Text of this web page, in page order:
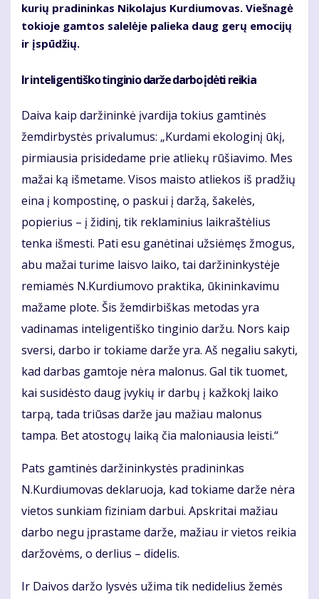
kurių pradininkas Nikolajus Kurdiumovas. Viešnagė
tokioje gamtos salelėje palieka daug gerų emocijų
ir įspūdžių.
Ir inteligentiško tinginio darže darbo įdėti reikia
Daiva kaip daržininkė įvardija tokius gamtinės
žemdirbystės privalumus: „Kurdami ekologinį ūkį,
pirmiausia prisidedame prie atliekų rūšiavimo. Mes
mažai ką išmetame. Visos maisto atliekos iš pradžių
eina į kompostinę, o paskui į daržą, šakelės,
popierius – į židinį, tik reklaminius laikraštėlius
tenka išmesti. Pati esu ganėtinai užsiėmęs žmogus,
abu mažai turime laisvo laiko, tai daržininkystėje
remiamės N.Kurdiumovo praktika, ūkininkavimu
mažame plote. Šis žemdirbiškas metodas yra
vadinamas inteligentiško tinginio daržu. Nors kaip
sversi, darbo ir tokiame darže yra. Aš negaliu sakyti,
kad darbas gamtoje nėra malonus. Gal tik tuomet,
kai susidėsto daug įvykių ir darbų į kažkokį laiko
tarpą, tada triūsas darže jau mažiau malonus
tampa. Bet atostogų laiką čia maloniausia leisti.“
Pats gamtinės daržininkystės pradininkas
N.Kurdiumovas deklaruoja, kad tokiame darže nėra
vietos sunkiam fiziniam darbui. Apskritai mažiau
darbo negu įprastame darže, mažiau ir vietos reikia
daržovėms, o derlius – didelis.
Ir Daivos daržo lysvės užima tik nedidelius žemės